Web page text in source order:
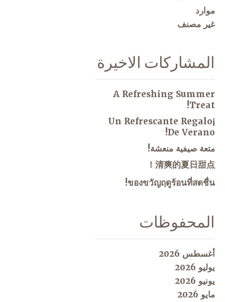
موارد
غير مصنف
المشاركات الاخيرة
A Refreshing Summer
Treat!
¡Un Refrescante Regalo
De Verano!
متعة صيفية منعشة!
清爽的夏日甜点！
ของขวัญฤดูร้อนที่สดชื่น!
المحفوظات
أغسطس 2026
يوليو 2026
يونيو 2026
مايو 2026